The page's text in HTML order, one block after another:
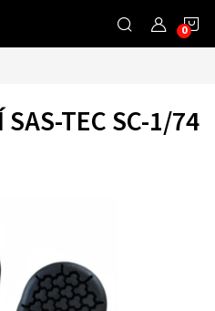
SAS-TEC SC-1/74